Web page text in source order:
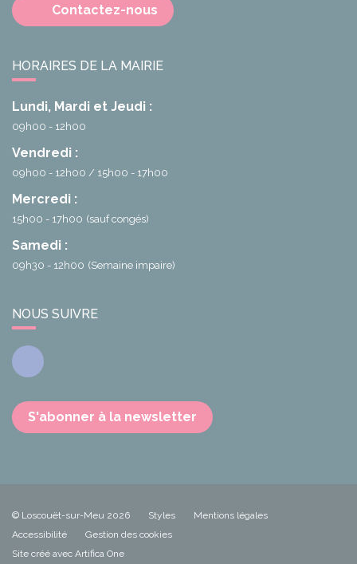
Contactez-nous
HORAIRES DE LA MAIRIE
Lundi, Mardi et Jeudi :
09h00 - 12h00
Vendredi :
09h00 - 12h00 15h00 - 17h00
Mercredi :
15h00 - 17h00 (sauf congés)
Samedi :
09h30 - 12h00 (Semaine impaire)
NOUS SUIVRE
Facebook
S'abonner à la newsletter
© Loscouët-sur-Meu 2026 Styles
Mentions légales
Accessibilité
Gestion des cookies
Site créé avec Artifica One